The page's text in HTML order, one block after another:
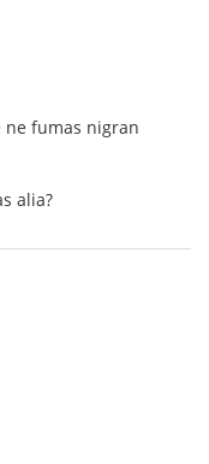
ne fumas nigran
alia?